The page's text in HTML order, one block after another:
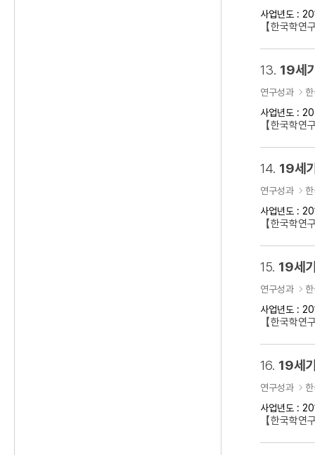
사업년도 :
【한국학
13. 19세
연구성과
사업년도 :
【한국학
14. 19세
연구성과
사업년도 :
【한국학
15. 19세
연구성과
사업년도 :
【한국학
16. 19세
연구성과
사업년도 :
【한국학